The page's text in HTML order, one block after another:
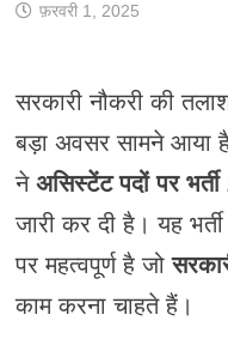
फ़रवरी 1, 2025
सरकारी नौकरी की
बड़ा अवसर सामने आया
ने असिस्टेंट पदों पर
जारी कर दी है। यह
पर महत्वपूर्ण है जो
काम करना चाहते हैं।